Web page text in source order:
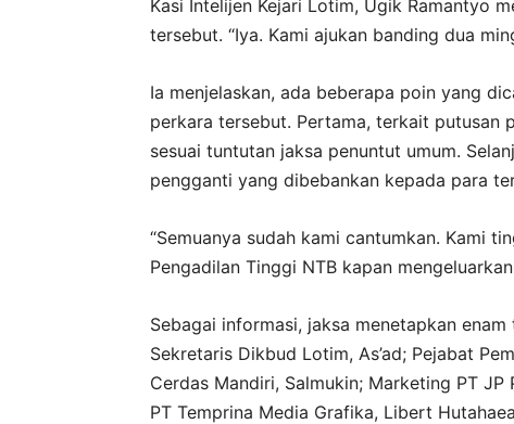
Kasi Intelijen Kejari Lotim, Ugik Ramantyo
tersebut. “Iya. Kami ajukan banding dua
Ia menjelaskan, ada beberapa poin yang
perkara tersebut. Pertama, terkait putusan
sesuai tuntutan jaksa penuntut umum.
pengganti yang dibebankan kepada para
“Semuanya sudah kami cantumkan. Kami
Pengadilan Tinggi NTB kapan
Sebagai informasi, jaksa menetapkan
Sekretaris Dikbud Lotim, As’ad; Pejabat
Cerdas Mandiri, Salmukin; Marketing PT
PT Temprina Media Grafika, Libert